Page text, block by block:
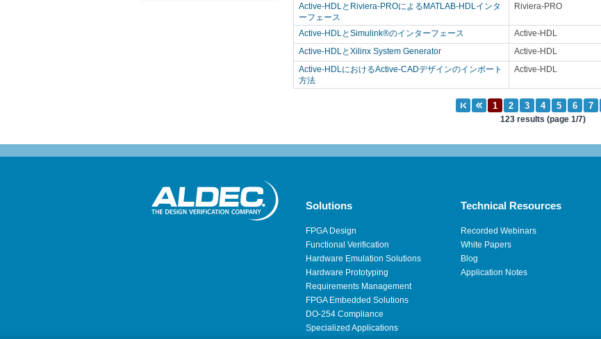
Active-HDLとRiviera-PROによるMATLAB-HDLインタ
ーフェース
Riviera-PRO
Active-HDLとSimulink®のインターフェース Active-HDL
Active-HDLとXilinx System Generator
Active-HDL
Active-HDLにおけるActive-CADデザインのインポート
方法
Active-HDL
123 results (page 1/7)
Solutions
FPGA Design
Functional Verification
Hardware Emulation Solutions
Hardware Prototyping
Requirements Management
FPGA Embedded Solutions
DO-254 Compliance
Specialized Applications
Technical Resources
Recorded Webinars
White Papers
Blog
Application Notes